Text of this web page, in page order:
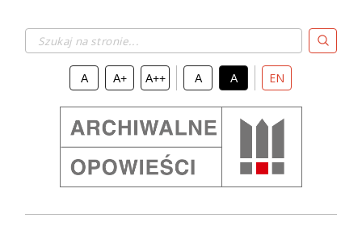
A A+ A++ A A EN